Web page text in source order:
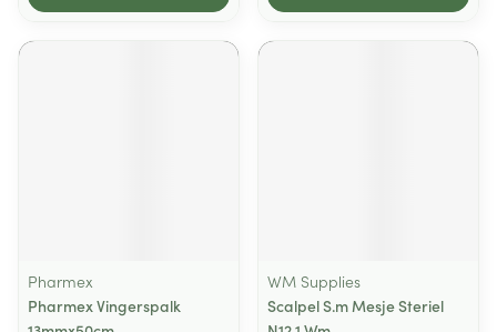
Pharmex
Pharmex Vingerspalk
WM Supplies
Scalpel S.m Mesje Steriel